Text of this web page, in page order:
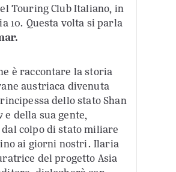
Touring Club Italiano, in
10. Questa volta si parla
è raccontare la storia
austriaca divenuta
dello stato Shan
e della sua gente,
colpo di stato miliare
ai giorni nostri. Ilaria
del progetto Asia